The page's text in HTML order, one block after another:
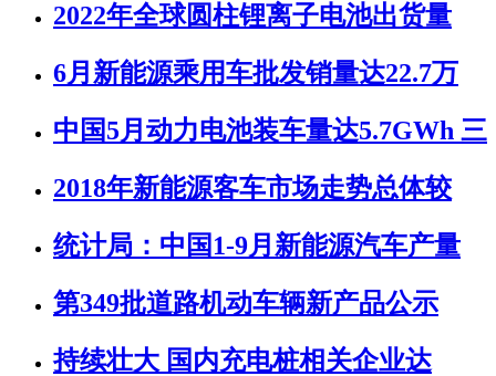
2022年全球圆柱锂离子电池出货量
6月新能源乘用车批发销量达22.7万
中国5月动力电池装车量达5.7GWh 三
2018年新能源客车市场走势总体较
统计局：中国1-9月新能源汽车产量
第349批道路机动车辆新产品公示
持续壮大 国内充电桩相关企业达